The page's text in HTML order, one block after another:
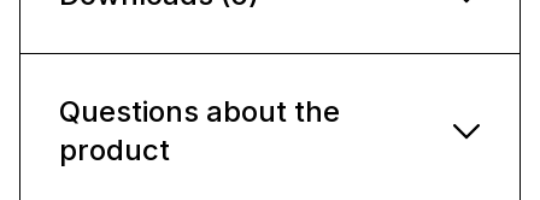
Questions about the
product